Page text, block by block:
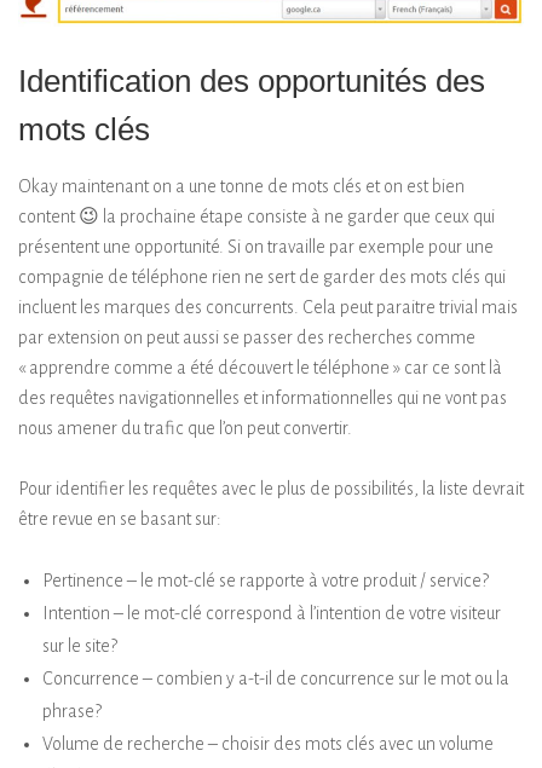
Identification des opportunités des
mots clés
Okay maintenant on a une tonne de mots clés et on est bien
content 😉 la prochaine étape consiste à ne garder que ceux qui
présentent une opportunité. Si on travaille par exemple pour une
compagnie de téléphone rien ne sert de garder des mots clés qui
incluent les marques des concurrents. Cela peut paraitre trivial mais
par extension on peut aussi se passer des recherches comme
« apprendre comme a été découvert le téléphone » car ce sont là
des requêtes navigationnelles et informationnelles qui ne vont pas
nous amener du trafic que l’on peut convertir.
Pour identifier les requêtes avec le plus de possibilités, la liste devrait
être revue en se basant sur:
Pertinence – le mot-clé se rapporte à votre produit / service?
Intention – le mot-clé correspond à l’intention de votre visiteur
sur le site?
Concurrence – combien y a-t-il de concurrence sur le mot ou la
phrase?
Volume de recherche – choisir des mots clés avec un volume